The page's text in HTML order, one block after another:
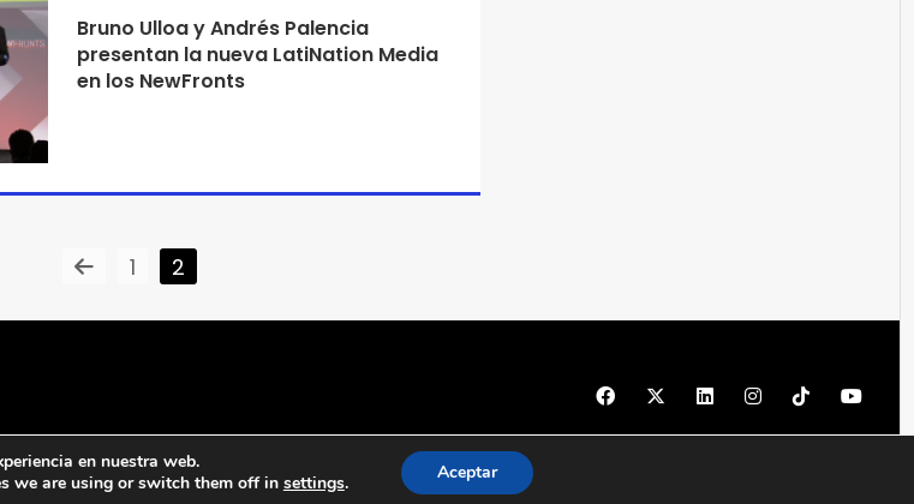
Bruno Ulloa y Andrés Palencia
presentan la nueva LatiNation Media
en los NewFronts
1 2
© 1997 - 2026 PRODU - Todos los derechos reservados
en nuestra web.
we are using or switch them off in settings. Aceptar